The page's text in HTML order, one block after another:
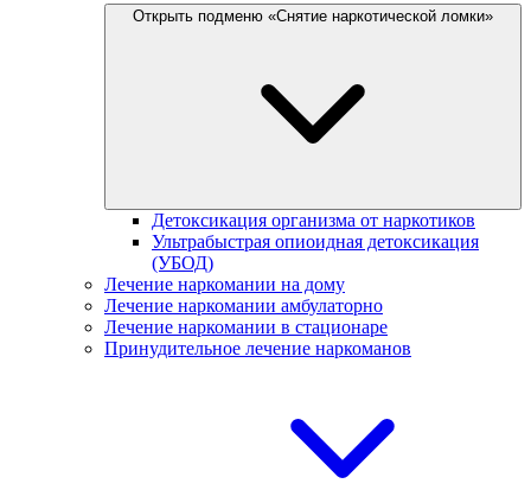
Открыть подменю «Снятие наркотической ломки»
Детоксикация организма от наркотиков
Ультрабыстрая опиоидная детоксикация
(УБОД)
Лечение наркомании на дому
Лечение наркомании амбулаторно
Лечение наркомании в стационаре
Принудительное лечение наркоманов